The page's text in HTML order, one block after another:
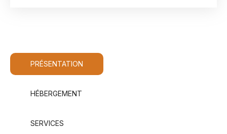
PRÉSENTATION
HÉBERGEMENT
SERVICES